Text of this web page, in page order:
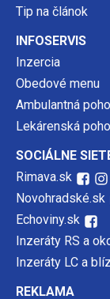
Tip na článok
INFOSERVIS
Inzercia
Obedové menu
Ambulantná
Lekárenská
SOCIÁLNE
Rimava.sk
Novohradské.sk
Echoviny.sk
Inzeráty RS a
Inzeráty LC a
REKLAMA